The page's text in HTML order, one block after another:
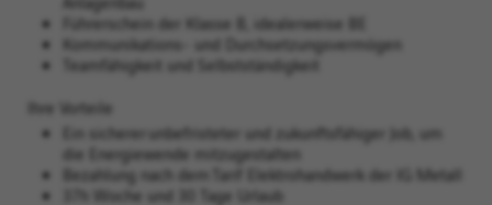
Führerschein der Klasse B, idealerweise BE
Kommunikations- und Durchsetzungsvermögen
Teamfähigkeit und Selbstständigkeit
Ihre Vorteile
Ein sicherer unbefristeter und zukunftsfähiger Job, um
die Energiewende mitzugestalten
Bezahlung nach dem Tarif Elektrohandwerk der IG Metall
37h Woche und 30 Tage Urlaub